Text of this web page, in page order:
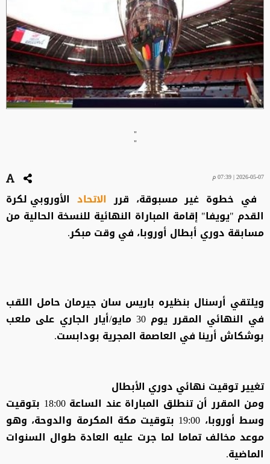
"
"
2026-05-07 | 07:39 م
في خطوة غير مسبوقة، قررالاتحاد الأوروبي لكرة
القدم "يويفا" إقامة المباراة النهائية للنسخة الحالية من
مسابقة دوري أبطال أوروبا، في وقت مبكر.
ويلتقي أرسنال بنظيره باريس سان جيرمان حامل اللقب
في النهائي المقرر يوم 30 مايو/أيار الجاري على ملعب
بوشكاش أرينا في العاصمة المجرية بودابست.
تغيير توقيت نهائي دوري الأبطال
ومن المقرر أن تنطلق المباراة عند الساعة 18:00 بتوقيت
وسط أوروبا، 19:00 بتوقيت مكة المكرمة والدوحة، وهو
موعد مخالف تماما لما جرت عليه العادة طوال السنوات
الماضية.